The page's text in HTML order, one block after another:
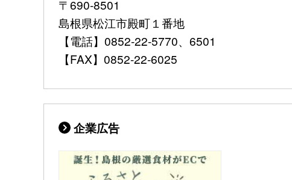
〒690-8501
島根県松江市殿町１番地
【電話】0852-22-5770、6501
【FAX】0852-22-6025
企業広告